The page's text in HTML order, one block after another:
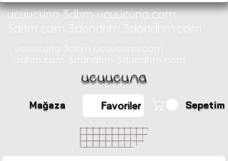
Mağaza Sepetim
Favoriler
ucuucuna 3dhm ucuucuna.com